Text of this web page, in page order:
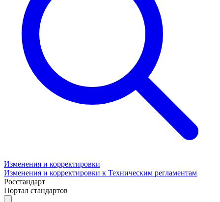
Изменения и корректировки
Изменения и корректировки к Техническим регламентам
Росстандарт
Портал стандартов